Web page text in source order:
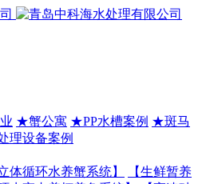
★蟹公寓 ★PP水槽案例 ★斑马
理设备案例
体循环水养蟹系统】
【生鲜暂养